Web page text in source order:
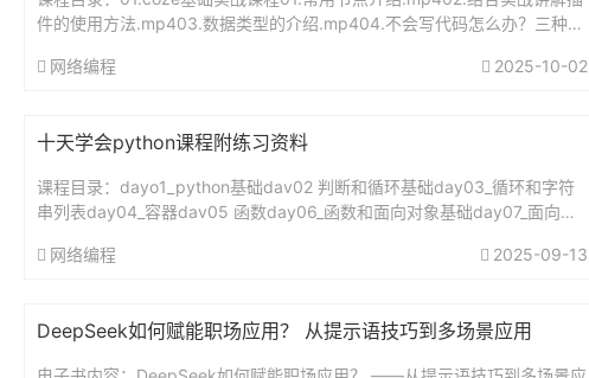
件的使用方法.mp403.数据类型的介绍.mp404.不会写代码怎么办？三种方
网络编程
2025-10-02
十天学会python课程附练习资料
课程目录：dayo1_python基础dav02 判断和循环基础day03_循环和字符
串列表day04_容器dav05 函数day06_函数和面向对象基础day07_面向对
网络编程
2025-09-13
DeepSeek如何赋能职场应用？ 从提示语技巧到多场景应用